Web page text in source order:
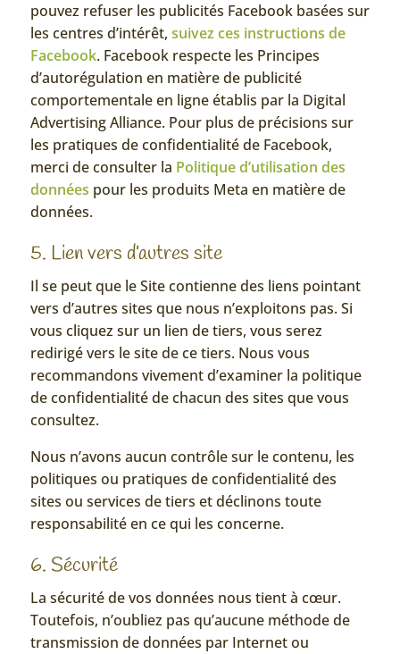
pouvez refuser les publicités Facebook basées sur
les centres d’intérêt, suivez ces instructions de
Facebook. Facebook respecte les Principes
d’autorégulation en matière de publicité
comportementale en ligne établis par la Digital
Advertising Alliance. Pour plus de précisions sur
les pratiques de confidentialité de Facebook,
merci de consulter la Politique d’utilisation des
données pour les produits Meta en matière de
données.
5. Lien vers d’autres site
Il se peut que le Site contienne des liens pointant
vers d’autres sites que nous n’exploitons pas. Si
vous cliquez sur un lien de tiers, vous serez
redirigé vers le site de ce tiers. Nous vous
recommandons vivement d’examiner la politique
de confidentialité de chacun des sites que vous
consultez.
Nous n’avons aucun contrôle sur le contenu, les
politiques ou pratiques de confidentialité des
sites ou services de tiers et déclinons toute
responsabilité en ce qui les concerne.
6. Sécurité
La sécurité de vos données nous tient à cœur.
Toutefois, n’oubliez pas qu’aucune méthode de
transmission de données par Internet ou